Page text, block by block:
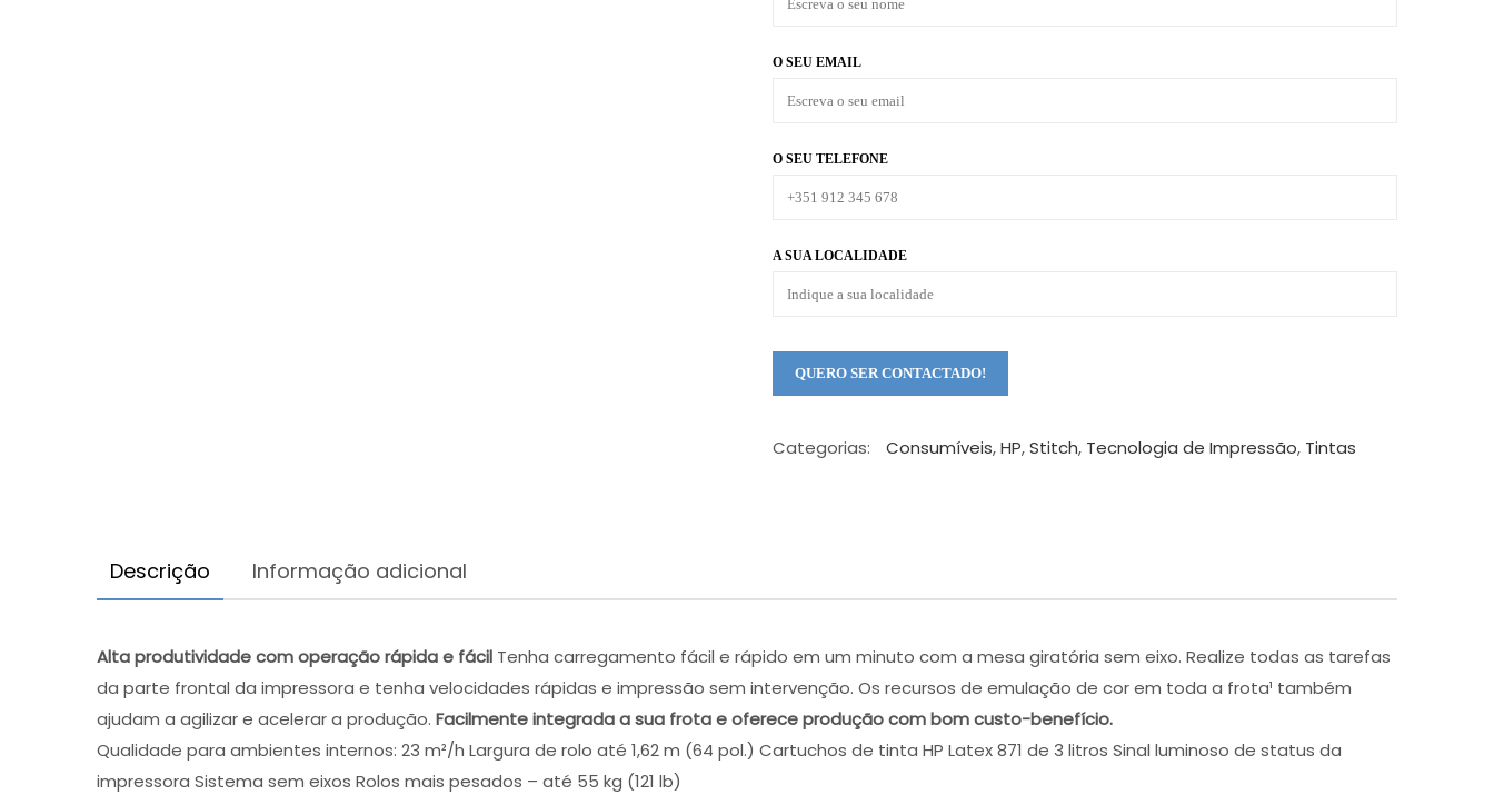
O SEU EMAIL
O SEU TELEFONE
A SUA LOCALIDADE
Categorias: Consumíveis,HP,Stitch, Tecnologia de Impressão, Tintas
Descrição Informação adicional
Alta produtividade com operação rápida e fácil Tenha carregamento fácil e rápido em um minuto com a mesa giratória sem eixo. Realize todas as tarefas
da parte frontal da impressora e tenha velocidades rápidas e impressão sem intervenção. Os recursos de emulação de cor em toda a frota¹ também
ajudam a agilizar e acelerar a produção. Facilmente integrada a sua frota e oferece produção com bom custo-benefício.
Qualidade para ambientes internos: 23 m²/h Largura de rolo até 1,62 m (64 pol.) Cartuchos de tinta HP Latex 871 de 3 litros Sinal luminoso de status da
impressora Sistema sem eixos Rolos mais pesados – até 55 kg (121 lb)